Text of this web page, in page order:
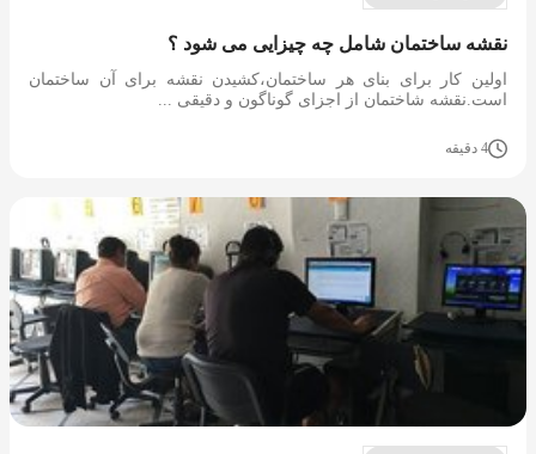
نقشه ساختمان شامل چه چیزایی می شود ؟
اولین کار برای بنای هر ساختمان،کشیدن نقشه برای آن ساختمان
است.نقشه شاختمان از اجزای گوناگون و دقیقی ...
4 دقیقه